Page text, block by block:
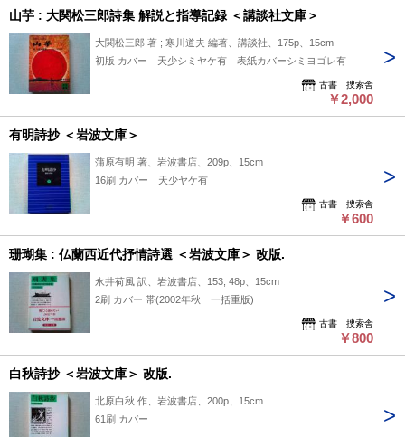
山芋 : 大関松三郎詩集 解説と指導記録 ＜講談社文庫＞
大関松三郎 著 ; 寒川道夫 編著、講談社、175p、15cm
初版 カバー 天少シミヤケ有 表紙カバーシミヨゴレ有
古書 捜索舎
￥2,000
有明詩抄 ＜岩波文庫＞
蒲原有明 著、岩波書店、209p、15cm
16刷 カバー 天少ヤケ有
古書 捜索舎
￥600
珊瑚集 : 仏蘭西近代抒情詩選 ＜岩波文庫＞ 改版.
永井荷風 訳、岩波書店、153, 48p、15cm
2刷 カバー 帯(2002年秋 一括重版)
古書 捜索舎
￥800
白秋詩抄 ＜岩波文庫＞ 改版.
北原白秋 作、岩波書店、200p、15cm
61刷 カバー